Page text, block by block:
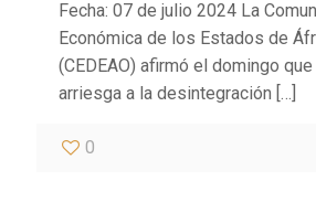
Fecha: 07 de julio 2024 La
Económica de los Estados de
(CEDEAO) afirmó el domingo
arriesga a la desintegración […]
0